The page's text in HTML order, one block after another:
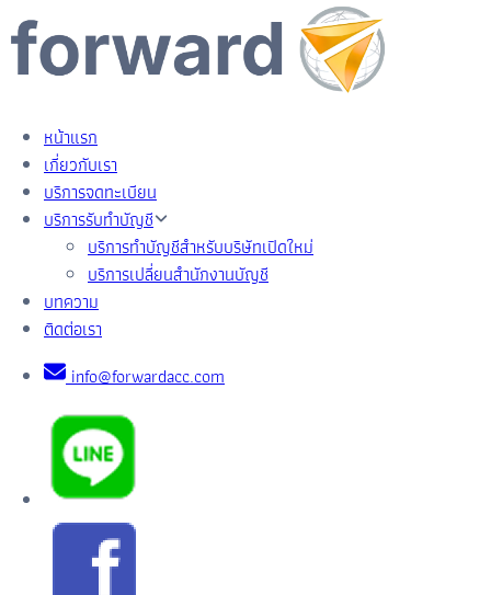
หน้าแรก
เกี่ยวกับเรา
บริการจดทะเบียน
บริการรับทำบัญชี
บริการทำบัญชีสำหรับบริษัทเปิดใหม่
บริการเปลี่ยนสำนักงานบัญชี
บทความ
ติดต่อเรา
info@forwardacc.com